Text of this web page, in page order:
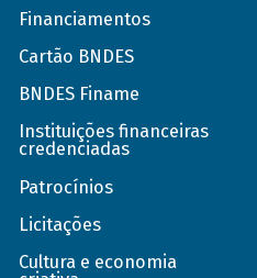
Financiamentos
Cartão BNDES
BNDES Finame
Instituições financeiras
credenciadas
Patrocínios
Licitações
Cultura e economia